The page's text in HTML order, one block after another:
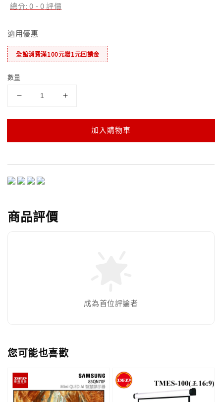
總分:0 -0評價
適用優惠
全館消費滿100元贈1元回饋金
數量
加入購物車
商品評價
成為首位評論者
您可能也喜歡